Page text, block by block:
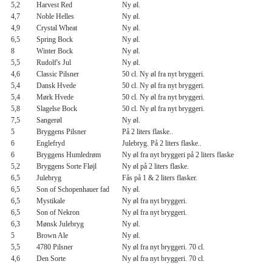
5,2
Harvest Red
Ny øl.
4,7
Noble Helles
Ny øl.
4,9
Crystal Wheat
Ny øl.
6,5
Spring Bock
Ny øl.
8
Winter Bock
Ny øl.
5,5
Rudolf's Jul
Ny øl.
4,6
Classic Pilsner
50 cl. Ny øl fra nyt bryggeri.
5,4
Dansk Hvede
50 cl. Ny øl fra nyt bryggeri.
5,4
Mørk Hvede
50 cl. Ny øl fra nyt bryggeri.
5,8
Slagelse Bock
50 cl. Ny øl fra nyt bryggeri.
7,5
Sangerøl
Ny øl.
5
Bryggens Pilsner
På 2 liters flaske..
6
Englefryd
Julebryg. På 2 liters flaske..
6
Bryggens Humledrøm
Ny øl fra nyt bryggeri på 2 liters flaske
5,2
Bryggens Sorte Fløjl
Ny øl på 2 liters flaske.
6,5
Julebryg
Fås på 1 & 2 liters flasker.
6,5
Son of Schopenhauer fad
Ny øl.
6,5
Mystikale
Ny øl fra nyt bryggeri.
6,5
Son of Nekron
Ny øl fra nyt bryggeri.
6,3
Mønsk Julebryg
Ny øl.
5
Brown Ale
Ny øl.
5,5
4780 Pilsner
Ny øl fra nyt bryggeri. 70 cl.
4,6
Den Sorte
Ny øl fra nyt bryggeri. 70 cl.